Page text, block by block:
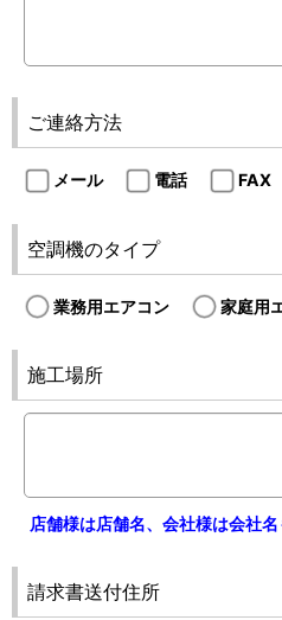
ご連絡方法
メール 電話 FAX
空調機のタイプ
業務用エアコン 家庭用
施工場所
店舗様は店舗名、会社様は会社
請求書送付住所